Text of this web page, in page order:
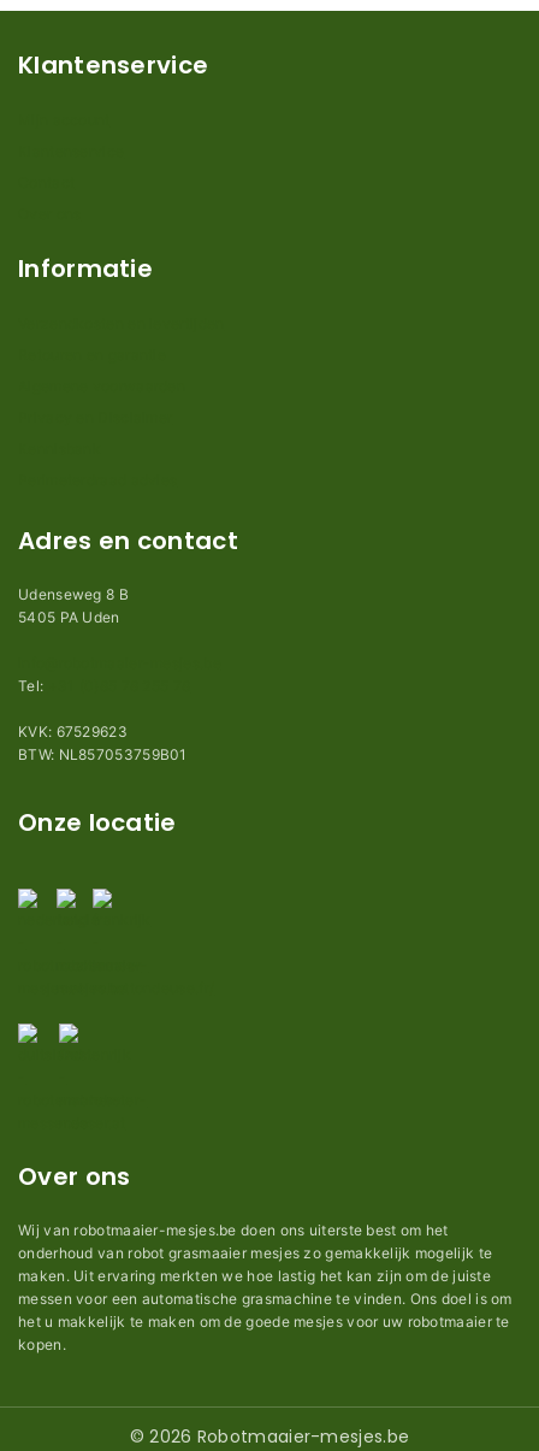
Klantenservice
Informatie
Adres en contact
Udenseweg 8 B
5405 PA Uden
Tel:
KVK: 67529623
BTW: NL857053759B01
Onze locatie
Over ons
Wij van robotmaaier-mesjes.be doen ons uiterste best om het
onderhoud van robot grasmaaier mesjes zo gemakkelijk mogelijk te
maken. Uit ervaring merkten we hoe lastig het kan zijn om de juiste
messen voor een automatische grasmachine te vinden. Ons doel is om
het u makkelijk te maken om de goede mesjes voor uw robotmaaier te
kopen.
© 2026 Robotmaaier-mesjes.be